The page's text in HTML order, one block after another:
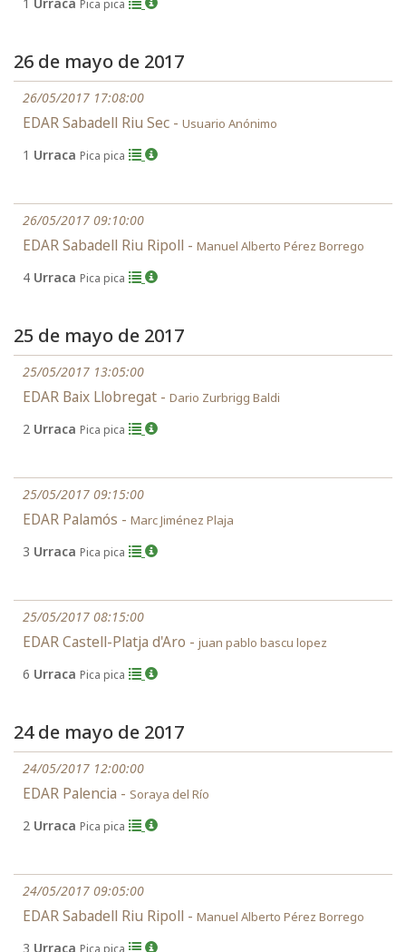
Pica pica
26 de mayo de 2017
26/05/2017 17:08:00
EDAR Sabadell Riu Sec - Usuario Anónimo
1 Urraca Pica pica
26/05/2017 09:10:00
EDAR Sabadell Riu Ripoll - Manuel Alberto Pérez Borrego
4 Urraca Pica pica
25 de mayo de 2017
25/05/2017 13:05:00
EDAR Baix Llobregat - Dario Zurbrigg Baldi
2 Urraca Pica pica
25/05/2017 09:15:00
EDAR Palamós - Marc Jiménez Plaja
3 Urraca Pica pica
25/05/2017 08:15:00
EDAR Castell-Platja d'Aro - juan pablo bascu lopez
6 Urraca Pica pica
24 de mayo de 2017
24/05/2017 12:00:00
EDAR Palencia - Soraya del Río
2 Urraca Pica pica
24/05/2017 09:05:00
EDAR Sabadell Riu Ripoll - Manuel Alberto Pérez Borrego
3 Urraca Pica pica